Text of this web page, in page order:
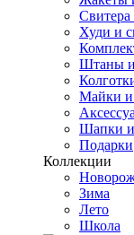
Худи и
Штаны
Майки и
Шапки
Подарки
Коллекции
Зима
Лето
Школа